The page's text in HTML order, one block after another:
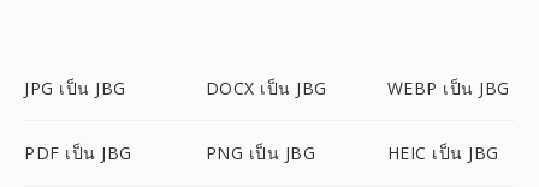
JPG เป็น JBG DOCX เป็น JBG WEBP เป็น JBG
PDF เป็น JBG PNG เป็น JBG HEIC เป็น JBG